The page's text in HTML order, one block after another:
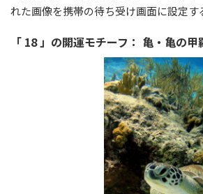
れた画像を携帯の待ち受け画面に設定す
「 18 」の開運モチーフ： 亀・亀の甲